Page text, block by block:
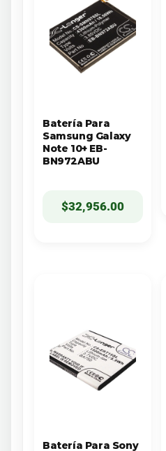
Batería Para
Samsung Galaxy
Note 10+ EB-
BN972ABU
$32,956.00
Batería Para Sony